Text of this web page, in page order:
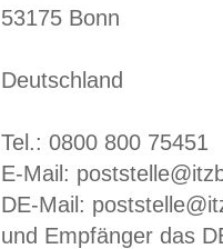
53175 Bonn
Deutschland
Tel.: 0800 800 75451
E-Mail:
DE-Mail:
und Empfänger das